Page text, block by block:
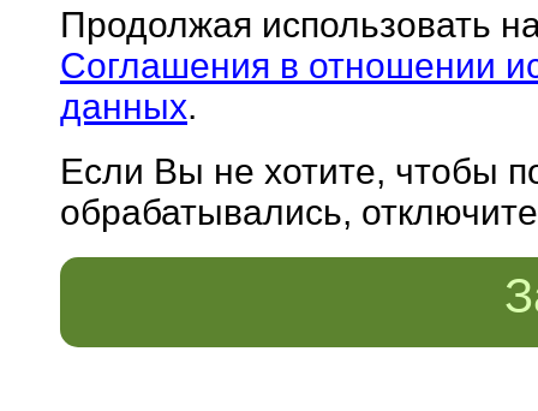
Продолжая использовать
Соглашения в отношении
данных.
Если Вы не хотите, чтобы
обрабатывались,